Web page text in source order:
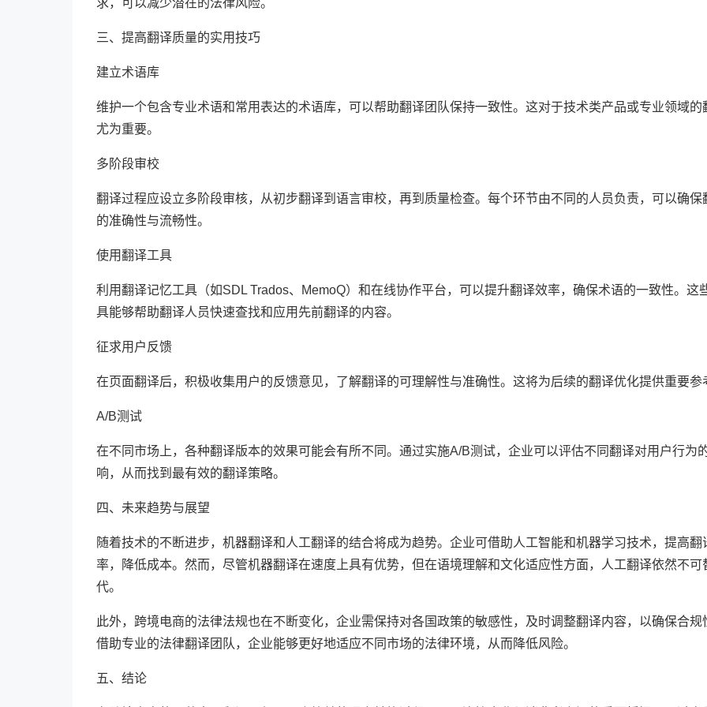
求，可以减少潜在的法律风险。
三、提高翻译质量的实用技巧
建立术语库
维护一个包含专业术语和常用表达的术语库，可以帮助翻译团队保持一致性。这对于技术类产品或专业领域的
尤为重要。
多阶段审校
翻译过程应设立多阶段审核，从初步翻译到语言审校，再到质量检查。每个环节由不同的人员负责，可以确保
的准确性与流畅性。
使用翻译工具
利用翻译记忆工具（如SDL Trados、MemoQ）和在线协作平台，可以提升翻译效率，确保术语的一致性。这
具能够帮助翻译人员快速查找和应用先前翻译的内容。
征求用户反馈
在页面翻译后，积极收集用户的反馈意见，了解翻译的可理解性与准确性。这将为后续的翻译优化提供重要参
A/B测试
在不同市场上，各种翻译版本的效果可能会有所不同。通过实施A/B测试，企业可以评估不同翻译对用户行为
响，从而找到最有效的翻译策略。
四、未来趋势与展望
随着技术的不断进步，机器翻译和人工翻译的结合将成为趋势。企业可借助人工智能和机器学习技术，提高翻
率，降低成本。然而，尽管机器翻译在速度上具有优势，但在语境理解和文化适应性方面，人工翻译依然不可
代。
此外，跨境电商的法律法规也在不断变化，企业需保持对各国政策的敏感性，及时调整翻译内容，以确保合规
借助专业的法律翻译团队，企业能够更好地适应不同市场的法律环境，从而降低风险。
五、结论